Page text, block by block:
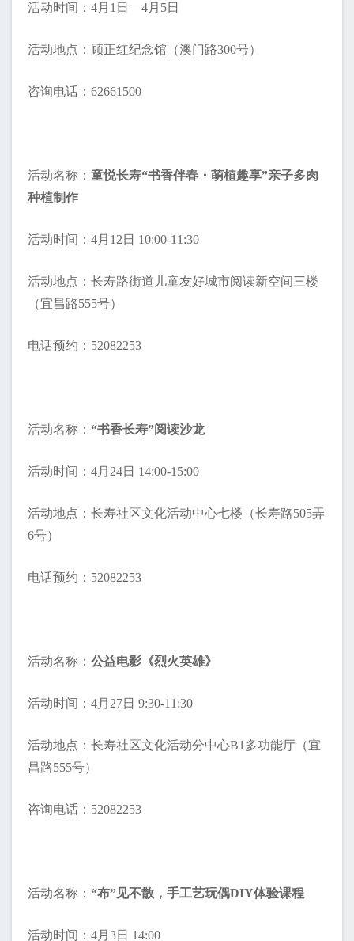
活动时间：4月1日—4月5日
活动地点：顾正红纪念馆（澳门路300号）
咨询电话：62661500
活动名称： 童悦长寿“书香伴春・萌植趣享”亲子多肉
种植制作
活动时间：4月12日 10:00-11:30
活动地点：长寿路街道儿童友好城市阅读新空间三楼
（宜昌路555号）
电话预约：52082253
活动名称： “书香长寿”阅读沙龙
活动时间：4月24日 14:00-15:00
活动地点：长寿社区文化活动中心七楼（长寿路505弄
6号）
电话预约：52082253
活动名称： 公益电影《烈火英雄》
活动时间：4月27日 9:30-11:30
活动地点：长寿社区文化活动分中心B1多功能厅（宜
昌路555号）
咨询电话：52082253
活动名称： “布”见不散，手工艺玩偶DIY体验课程
活动时间：4月3日 14:00